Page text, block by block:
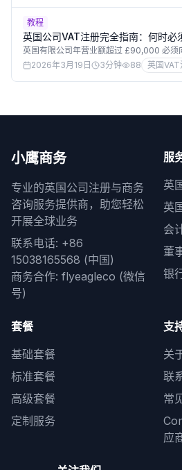
教程
英国公司VAT注册完全指南：何时必
是多少
英国有限公司年营业额超过 £90,000 必须
（VAT）。本文详解 VAT 注册触发条件、
（20%/5%/0%）、申报周期及常见误区
主准确把握 VAT 合规要求。
2026年3月19日 3分钟 88 英国VAT
小鹰商务
专业的英国公司注册与商务
咨询服务提供商，助您轻松
开展全球业务
联系电话: +86
15038165568 (中国)
商务合作: flyeagleco (微信
号)
服
英
英
会
董
银
套餐
基础套餐
标准套餐
高级套餐
定制服务
支
关
联
常
应